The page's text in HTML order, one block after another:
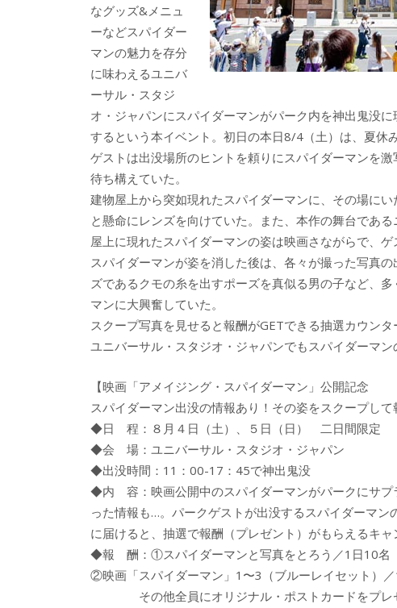
なグッズ&メニュ
ーなどスパイダー
マンの魅力を存分
に味わえるユニバ
ーサル・スタジ
オ・ジャパンにスパイダーマンがパーク内を神出鬼没
するという本イベント。初日の本日8/4（土）は、夏休
ゲストは出没場所のヒントを頼りにスパイダーマンを
待ち構えていた。
建物屋上から突如現れたスパイダーマンに、その場に
と懸命にレンズを向けていた。また、本作の舞台であ
屋上に現れたスパイダーマンの姿は映画さながらで、
スパイダーマンが姿を消した後は、各々が撮った写真
ズであるクモの糸を出すポーズを真似る男の子など、
マンに大興奮していた。
スクープ写真を見せると報酬がGETできる抽選カウン
ユニバーサル・スタジオ・ジャパンでもスパイダーマン
【映画「アメイジング・スパイダーマン」公開記念
スパイダーマン出没の情報あり！その姿をスクープして
◆日 程：８月４日（土）、５日（日） 二日間限定
◆会 場：ユニバーサル・スタジオ・ジャパン
◆出没時間：11：00-17：45で神出鬼没
◆内 容：映画公開中のスパイダーマンがパークにサプ
った情報も…。パークゲストが出没するスパイダーマ
に届けると、抽選で報酬（プレゼント）がもらえるキャ
◆報 酬：①スパイダーマンと写真をとろう／1日10名
②映画「スパイダーマン」1〜3（ブルーレイセット）
その他全員にオリジナル・ポストカードをプレゼ